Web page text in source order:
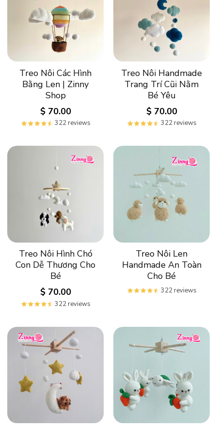
Treo Nôi Các Hình
Bằng Len | Zinny
Shop
$70.00
322 reviews
Treo Nôi Handmade
Trang Trí Cũi Nằm
Bé Yêu
$70.00
322 reviews
Treo Nôi Hình Chó
Con Dễ Thương Cho
Bé
$70.00
322 reviews
Treo Nôi Len
Handmade An Toàn
Cho Bé
322 reviews